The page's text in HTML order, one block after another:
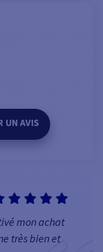
UN AVIS
mon achat
très bien et